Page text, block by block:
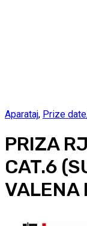
Aparataj, Prize
PRIZA
CAT.6
VALENA